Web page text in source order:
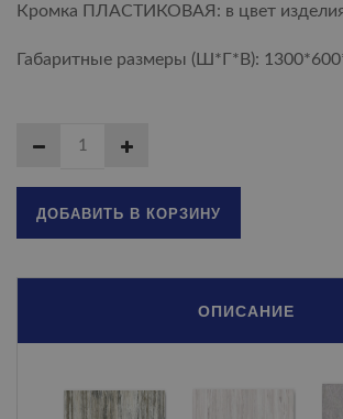
Кромка ПЛАСТИКОВАЯ: в цвет
Габаритные размеры (Ш*Г*В):
ДОБАВИТЬ В КОРЗИНУ
ОПИСАНИЕ